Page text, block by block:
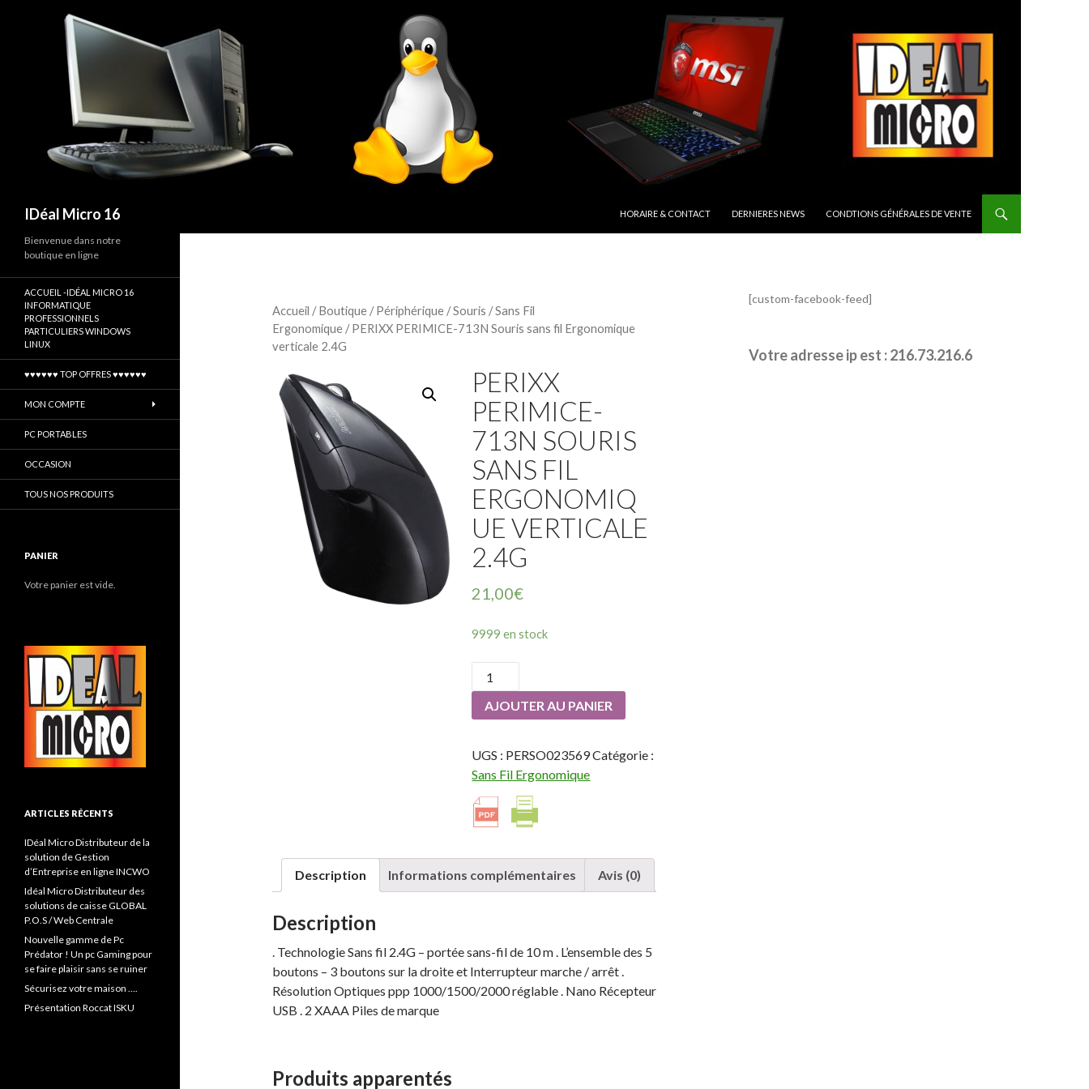
IDéal Micro 16
HORAIRE & CONTACT
DERNIERES NEWS CONDTIONS GÉNÉRALES DE VENTE
Accueil /Boutique /Périphérique /Souris /Sans Fil
Ergonomique / PERIXX PERIMICE-713N Souris sans fil Ergonomique
verticale 2.4G
PERIXX
PERIMICE-
713N SOURIS
SANS FIL
ERGONOMIQ
UE VERTICALE
2.4G
21,00€
9999 en stock
quantité
de
PERIXX
713N
Souris
fil
Ergonomique
AJOUTER AU PANIER
UGS : PERSO023569Catégorie :
Sans Fil Ergonomique
Description Informations complémentaires Avis (0)
Description
. Technologie Sans fil 2.4G – portée sans-fil de 10 m . L’ensemble des 5
boutons – 3 boutons sur la droite et Interrupteur marche / arrêt .
Résolution Optiques ppp 1000/1500/2000 réglable . Nano Récepteur
USB . 2 XAAA Piles de marque
Produits apparentés
[custom-facebook-feed]
Votre adresse ip est : 216.73.216.6
Bienvenue dans notre
boutique en ligne
ACCUEIL -IDÉAL MICRO 16
INFORMATIQUE
PROFESSIONNELS
PARTICULIERS WINDOWS
LINUX
♥♥♥♥♥♥ TOP OFFRES ♥♥♥♥♥♥
MON COMPTE
PC PORTABLES
OCCASION
TOUS NOS PRODUITS
PANIER
Votre panier est vide.
ARTICLES RÉCENTS
IDéal Micro Distributeur de la
solution de Gestion
d’Entreprise en ligne INCWO
Idéal Micro Distributeur des
solutions de caisse GLOBAL
P.O.S / Web Centrale
Nouvelle gamme de Pc
Prédator ! Un pc Gaming pour
se faire plaisir sans se ruiner
Sécurisez votre maison ….
Présentation Roccat ISKU